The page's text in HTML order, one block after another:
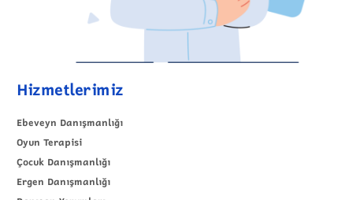
Hizmetlerimiz
Ebeveyn Danışmanlığı
Oyun Terapisi
Çocuk Danışmanlığı
Ergen Danışmanlığı